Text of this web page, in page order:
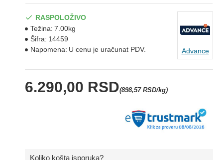
6.290,00 RSD(898,57 RSD/kg)
RASPOLOŽIVO
Težina: 7.00kg
Šifra: 14459
Napomena: U cenu je uračunat PDV. Advance
Koliko košta isporuka?